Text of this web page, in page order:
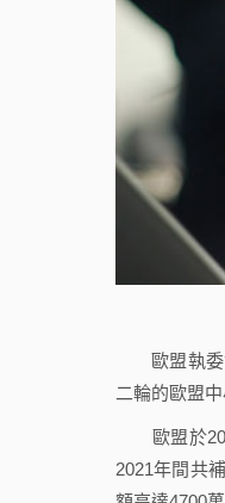
歐盟執委會
二輪的歐盟
歐盟於
2021年間共